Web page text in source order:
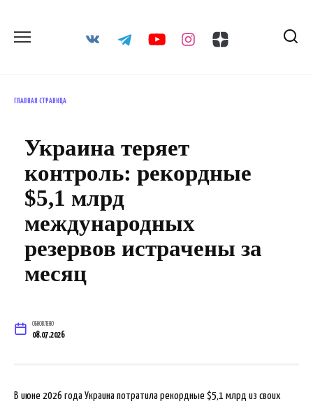
содержанию
ГЛАВНАЯ СТРАНИЦА
Украина теряет
контроль: рекордные
$5,1 млрд
международных
резервов истрачены за
месяц
ОБНОВЛЕНО
08.07.2026
В июне 2026 года Украина потратила рекордные $5,1 млрд из своих